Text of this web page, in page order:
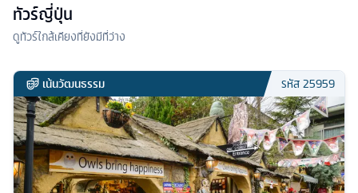
ทัวร์ญี่ปุ่น
ดูทัวร์ใกล้เคียงที่ยังมีที่ว่าง
เน้นวัฒนธรรม รหัส25959